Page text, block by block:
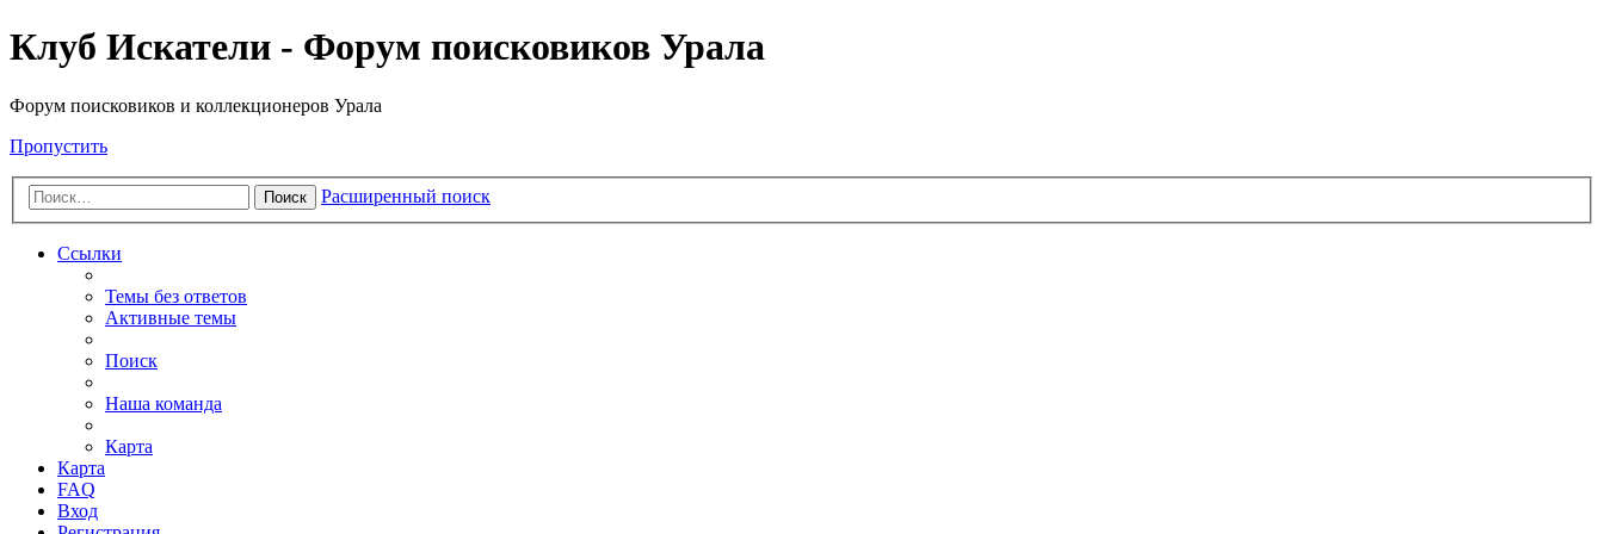
Клуб Искатели - Форум поисковиков Урала
Форум поисковиков и коллекционеров Урала
Пропустить
Поиск Расширенный поиск
Ссылки
Темы без ответов
Активные темы
Поиск
Наша команда
Карта
Карта
FAQ
Вход